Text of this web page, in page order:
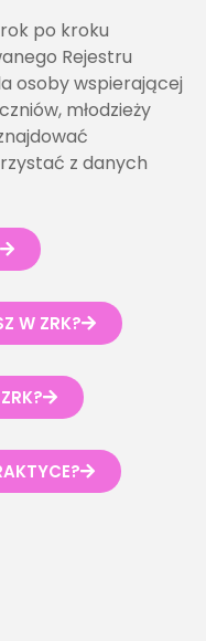
po kroku
Rejestru
osoby wspierającej
młodzieży
z danych
W ZRK?